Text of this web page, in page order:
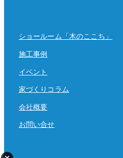
ショールーム「木のここち」
施工事例
イベント
家づくりコラム
会社概要
お問い合せ